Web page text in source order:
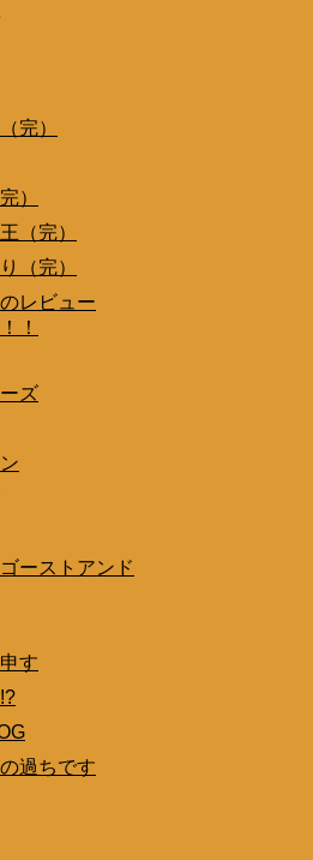
完）
）
（完）
（完）
レビュー
！
ズ
ーストアンド
す
過ちです